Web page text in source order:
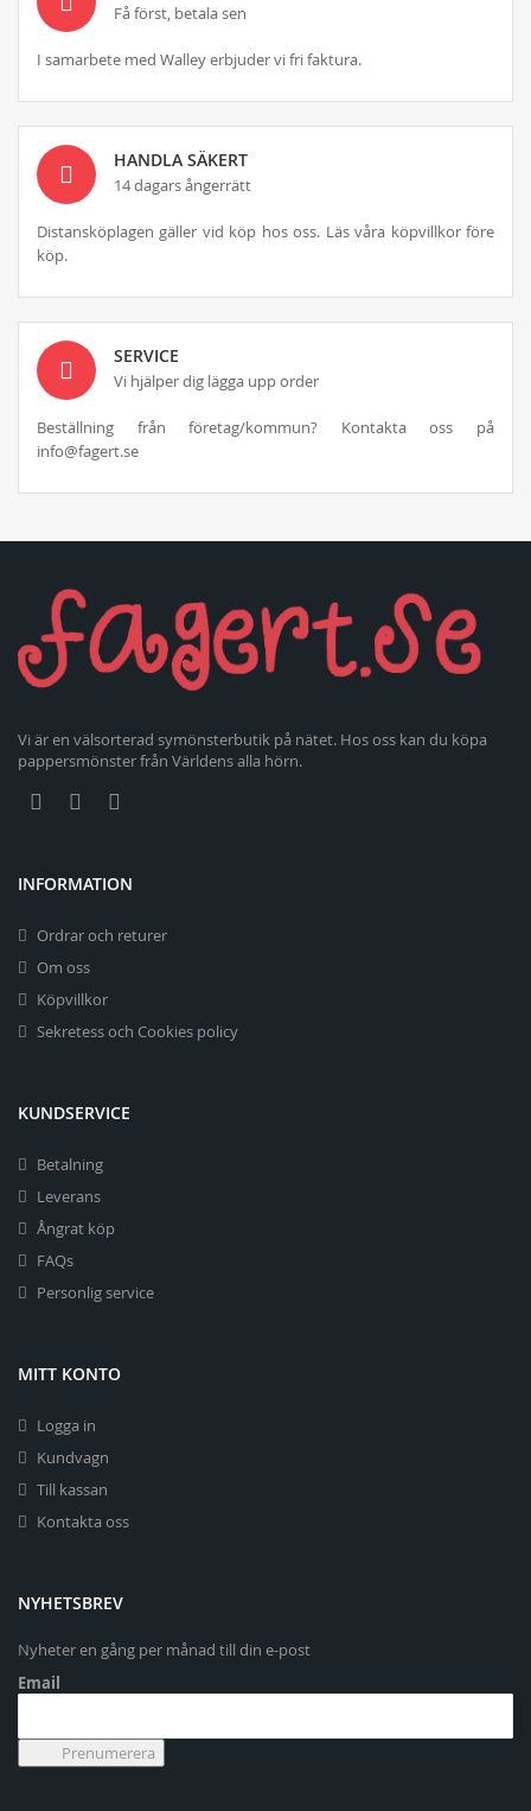
Få först, betala sen
I samarbete med Walley erbjuder vi fri faktura.
HANDLA SÄKERT
14 dagars ångerrätt
Distansköplagen gäller vid köp hos oss. Läs våra köpvillkor före
köp.
SERVICE
Vi hjälper dig lägga upp order
Beställning från företag/kommun? Kontakta oss på
info@fagert.se
Vi är en välsorterad symönsterbutik på nätet. Hos oss kan du köpa
pappersmönster från Världens alla hörn.
INFORMATION
Ordrar och returer
Om oss
Köpvillkor
Sekretess och Cookies policy
KUNDSERVICE
Betalning
Leverans
Ångrat köp
FAQs
Personlig service
MITT KONTO
Logga in
Kundvagn
Till kassan
Kontakta oss
NYHETSBREV
Nyheter en gång per månad till din e-post
Email